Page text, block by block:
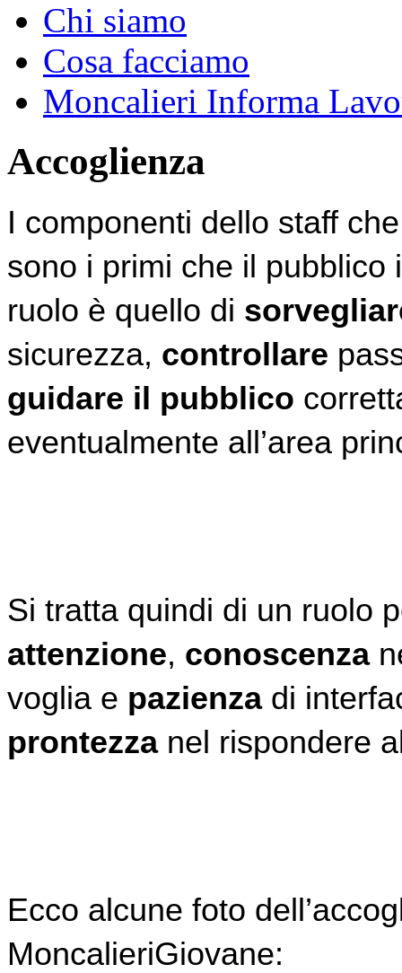
Chi siamo
Cosa facciamo
Moncalieri Informa
Accoglienza
I componenti dello staff
sono i primi che il
ruolo è quello di
sicurezza, controllare
guidare il pubblico
eventualmente all’area
Si tratta quindi di un ruolo
attenzione, conoscenza
voglia e pazienza di
prontezza nel rispondere
Ecco alcune foto
MoncalieriGiovane: